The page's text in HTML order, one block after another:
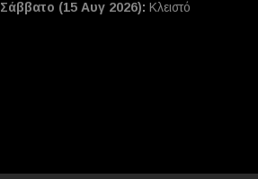
Σάββατο (15 Αυγ 2026): Κλειστό